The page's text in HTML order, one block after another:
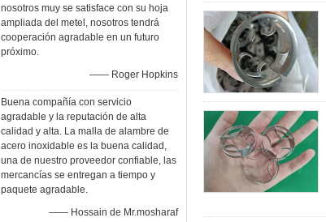
nosotros muy se satisface con su hoja
ampliada del metel, nosotros tendrá
cooperación agradable en un futuro
próximo.
—— Roger Hopkins
Buena compañía con servicio
agradable y la reputación de alta
calidad y alta. La malla de alambre de
acero inoxidable es la buena calidad,
una de nuestro proveedor confiable, las
mercancías se entregan a tiempo y
paquete agradable.
—— Hossain de Mr.mosharaf